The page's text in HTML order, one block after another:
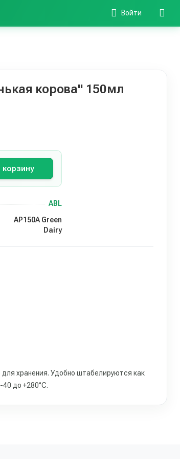
Войти
корова" 150мл
корзину
ABL
AP150A Green
Dairy
хранения. Удобно штабелируются как
до +280°С.